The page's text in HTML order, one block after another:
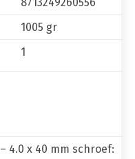
1005 gr
1
– 4.0 x 40 mm schroef: